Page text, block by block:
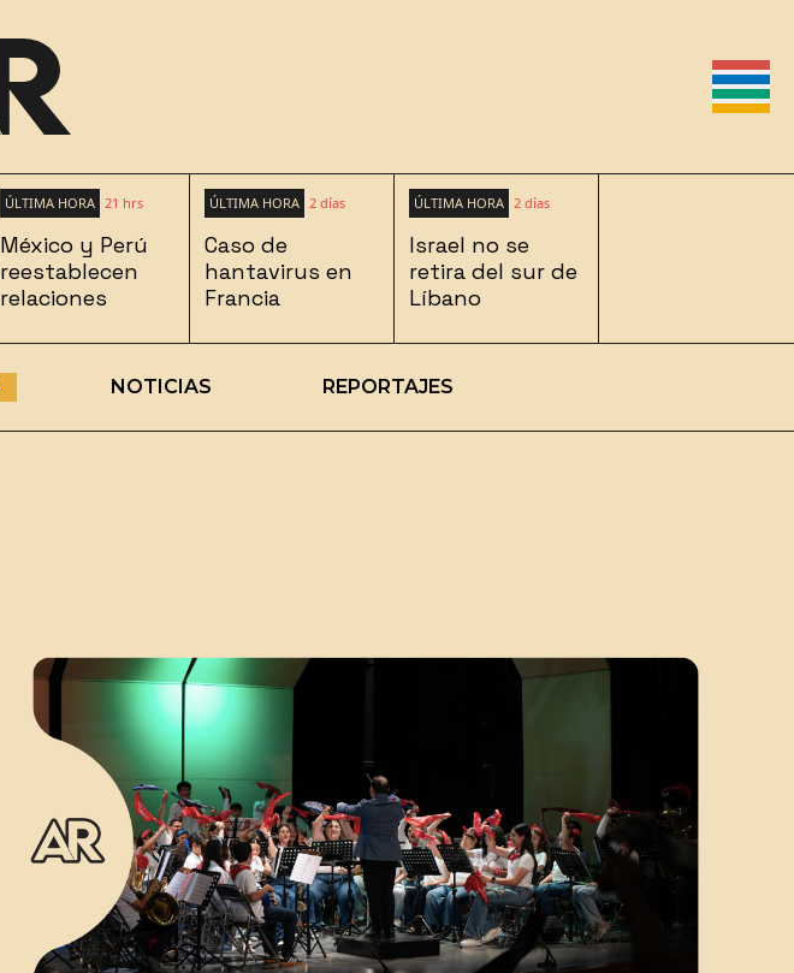
ÚLTIMA HORA 21 hrs
México y Perú
reestablecen
relaciones
ÚLTIMA HORA 2 días
Caso de
hantavirus en
Francia
ÚLTIMA HORA 2 días
Israel no se
retira del sur de
Líbano
NOTICIAS REPORTAJES